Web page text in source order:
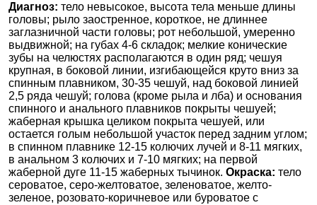
Диагноз: тело невысокое, высота тела меньше длины
головы; рыло заостренное, короткое, не длиннее
заглазничной части головы; рот небольшой, умеренно
выдвижной; на губах 4-6 складок; мелкие конические
зубы на челюстях располагаются в один ряд; чешуя
крупная, в боковой линии, изгибающейся круто вниз за
спинным плавником, 30-35 чешуй, над боковой линией
2,5 ряда чешуй; голова (кроме рыла и лба) и основания
спинного и анального плавников покрыты чешуей;
жаберная крышка целиком покрыта чешуей, или
остается голым небольшой участок перед задним углом;
в спинном плавнике 12-15 колючих лучей и 8-11 мягких,
в анальном 3 колючих и 7-10 мягких; на первой
жаберной дуге 11-15 жаберных тычинок. Окраска: тело
сероватое, серо-желтоватое, зеленоватое, желто-
зеленое, розовато-коричневое или буроватое с